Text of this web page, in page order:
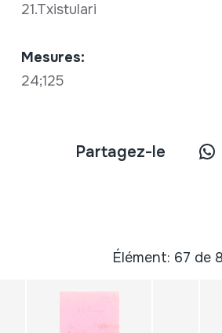
21.Txistulari
Mesures:
24;125
Partagez-le
Élément: 67 de